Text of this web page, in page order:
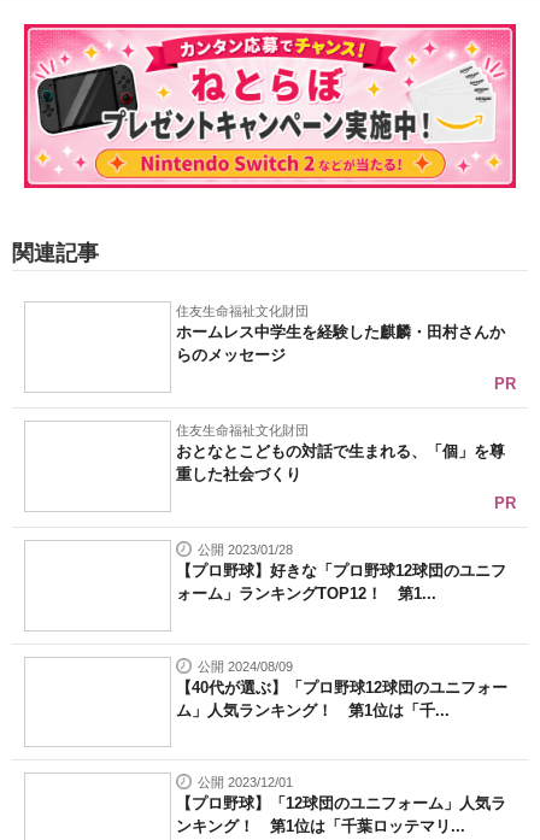
関連記事
住友生命福祉文化財団
ホームレス中学生を経験した麒麟・田村さんか
らのメッセージ
PR
住友生命福祉文化財団
おとなとこどもの対話で生まれる、「個」を尊
重した社会づくり
PR
公開 2023/01/28
【プロ野球】好きな「プロ野球12球団のユニフ
ォーム」ランキングTOP12！ 第1...
公開 2024/08/09
【40代が選ぶ】「プロ野球12球団のユニフォー
ム」人気ランキング！ 第1位は「千...
公開 2023/12/01
【プロ野球】「12球団のユニフォーム」人気ラ
ンキング！ 第1位は「千葉ロッテマリ...